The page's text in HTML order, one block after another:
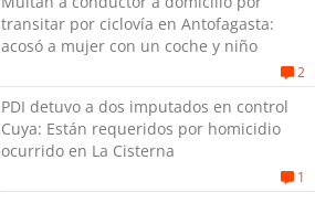
transitar por ciclovía en Antofagasta:
acosó a mujer con un coche y niño
2
PDI detuvo a dos imputados en control
Cuya: Están requeridos por homicidio
ocurrido en La Cisterna
1